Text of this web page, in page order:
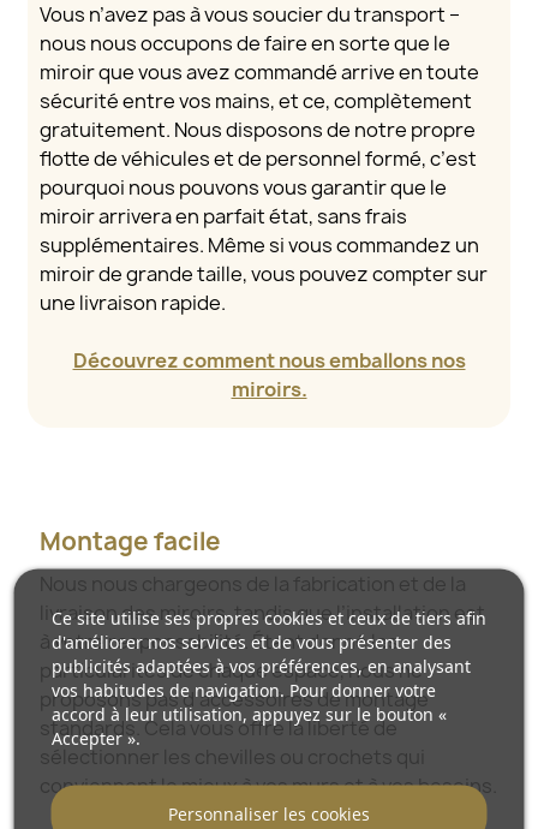
Vous n’avez pas à vous soucier du transport –
nous nous occupons de faire en sorte que le
miroir que vous avez commandé arrive en toute
sécurité entre vos mains, et ce, complètement
gratuitement. Nous disposons de notre propre
flotte de véhicules et de personnel formé, c’est
pourquoi nous pouvons vous garantir que le
miroir arrivera en parfait état, sans frais
supplémentaires. Même si vous commandez un
miroir de grande taille, vous pouvez compter sur
une livraison rapide.
Découvrez comment nous emballons nos
miroirs.
Montage facile
Nous nous chargeons de la fabrication et de la
livraison des miroirs, tandis que l’installation est
à votre responsabilité. Étant donné les
particularités de chaque espace, nous ne
proposons pas d’accessoires de montage
standards. Cela vous offre la liberté de
sélectionner les chevilles ou crochets qui
conviennent le mieux à vos murs et à vos besoins.
Ce site utilise ses propres cookies et ceux de tiers afin
d'améliorer nos services et de vous présenter des
publicités adaptées à vos préférences, en analysant
vos habitudes de navigation. Pour donner votre
accord à leur utilisation, appuyez sur le bouton «
Accepter ».
Personnaliser les cookies